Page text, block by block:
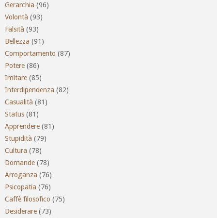
Gerarchia (96)
Volontà (93)
Falsità (93)
Bellezza (91)
Comportamento (87)
Potere (86)
Imitare (85)
Interdipendenza (82)
Casualità (81)
Status (81)
Apprendere (81)
Stupidità (79)
Cultura (78)
Domande (78)
Arroganza (76)
Psicopatia (76)
Caffè filosofico (75)
Desiderare (73)